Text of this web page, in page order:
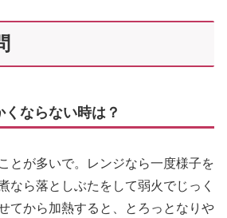
ならない時は？
とが多いで。レンジなら一度様子を
なら落としぶたをして弱火でじっく
てから加熱すると、とろっとなりや